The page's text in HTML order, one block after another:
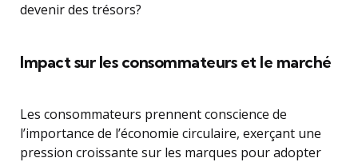
devenir des trésors?
Impact sur les consommateurs et le marché
Les consommateurs prennent conscience de
l’importance de l’économie circulaire, exerçant une
pression croissante sur les marques pour adopter